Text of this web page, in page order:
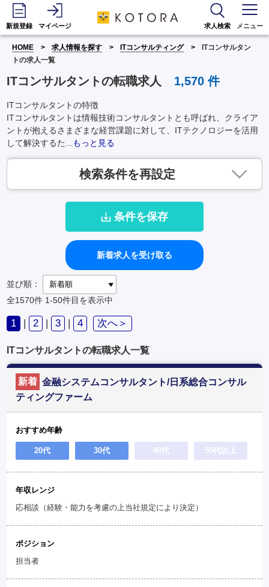
新規登録 マイページ 求人検索 メニュー
HOME 求人情報を探す ITコンサルティング
ITコンサルタン
トの求人一覧
ITコンサルタントの転職求人 1,570件
ITコンサルタントの特徴
ITコンサルタントは情報技術コンサルタントとも呼ばれ、クライア
ントが抱えるさまざまな経営課題に対して、ITテクノロジーを活用
して解決するた...
もっと見る
検索条件を再設定
条件を保存
新着求人を受け取る
並び順：
全1570件 1-50件目を表示中
1 | 2 | 3 | 4 次へ＞
ITコンサルタントの転職求人一覧
新着 金融システムコンサルタント/日系総合コンサル
ティングファーム
おすすめ年齢
20代 30代 40代 50代以上
年収レンジ
応相談（経験・能力を考慮の上当社規定により決定）
ポジション
担当者